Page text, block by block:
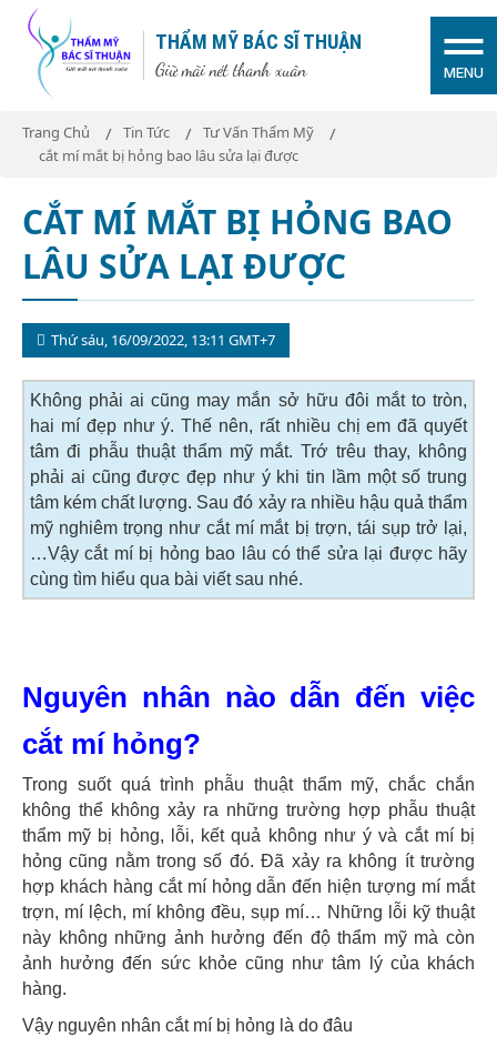
THẨM MỸ BÁC SĨ THUẬN
Giữ mãi nét thanh xuân MENU
Trang Chủ Tin Tức
Tư Vấn Thẩm Mỹ
cắt mí mắt bị hỏng bao lâu sửa lại được
CẮT MÍ MẮT BỊ HỎNG BAO
LÂU SỬA LẠI ĐƯỢC
Thứ sáu, 16/09/2022, 13:11 GMT+7
Không phải ai cũng may mắn sở hữu đôi mắt to tròn,
hai mí đẹp như ý. Thế nên, rất nhiều chị em đã quyết
tâm đi phẫu thuật thẩm mỹ mắt. Trớ trêu thay, không
phải ai cũng được đẹp như ý khi tin lầm một số trung
tâm kém chất lượng. Sau đó xảy ra nhiều hậu quả thẩm
mỹ nghiêm trọng như cắt mí mắt bị trợn, tái sụp trở lại,
…Vậy cắt mí bị hỏng bao lâu có thể sửa lại được hãy
cùng tìm hiểu qua bài viết sau nhé.
Nguyên nhân nào dẫn đến việc
cắt mí hỏng?
Trong suốt quá trình phẫu thuật thẩm mỹ, chắc chắn
không thể không xảy ra những trường hợp phẫu thuật
thẩm mỹ bị hỏng, lỗi, kết quả không như ý và cắt mí bị
hỏng cũng nằm trong số đó. Đã xảy ra không ít trường
hợp khách hàng cắt mí hỏng dẫn đến hiện tượng mí mắt
trợn, mí lệch, mí không đều, sụp mí… Những lỗi kỹ thuật
này không những ảnh hưởng đến độ thẩm mỹ mà còn
ảnh hưởng đến sức khỏe cũng như tâm lý của khách
hàng.
Vậy nguyên nhân cắt mí bị hỏng là do đâu